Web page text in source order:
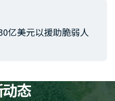
亿美元以援助脆弱人
态